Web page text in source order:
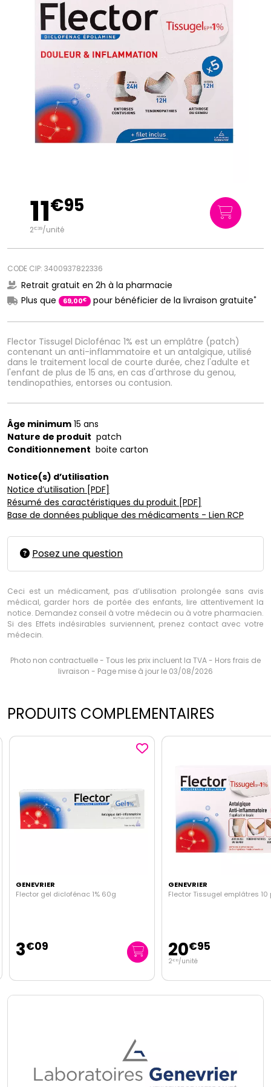
Flector Tissugel Diclofénac 1% est un emplâtre (patch)
contenant un anti-inflammatoire et un antalgique, utilisé
dans le traitement local de courte durée, chez l'adulte et
l'enfant de plus de 15 ans, en cas d'arthrose du genou,
tendinopathies, entorses ou contusion.
11€95
2€39/unité
CODE CIP: 3400937822336
Retrait gratuit en 2h à la pharmacie
Plus que
69,00€ pour bénéficier de la livraison gratuite*
Âge minimum 15 ans
Nature de produit patch
Conditionnement boite carton
Notice(s) d’utilisation
Notice d’utilisation [PDF]
Résumé des caractéristiques du produit [PDF]
Base de données publique des médicaments - Lien RCP
Posez une question
Ceci est un médicament, pas d’utilisation prolongée sans avis
médical, garder hors de portée des enfants, lire attentivement la
notice. Demandez conseil à votre médecin ou à votre pharmacien.
Si des Effets indésirables surviennent, prenez contact avec votre
médecin.
Photo non contractuelle - Tous les prix incluent la TVA - Hors frais de
livraison - Page mise à jour le 03/08/2026
PRODUITS COMPLEMENTAIRES
GENEVRIER
Flector gel diclofénac 1% 60g
3€09
GENEVRIER
Flector Tissugel emplâtres
20€95
2€ 10/unité